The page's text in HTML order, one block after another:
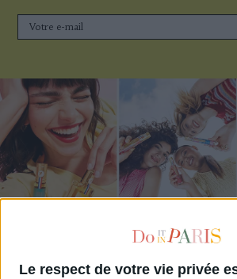
Le respect de votre vie privée
ADOPT PARFUMS RÉVOLUTIONNE LA PARFUMERIE